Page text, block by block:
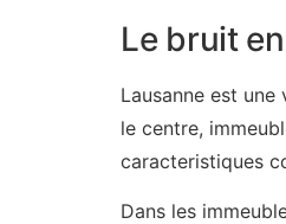
Le bruit
Lausanne est
le centre,
caracteristiques
Dans les